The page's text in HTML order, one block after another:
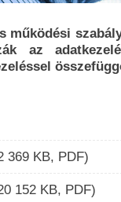
működési
az
369 KB, PDF)
152 KB, PDF)